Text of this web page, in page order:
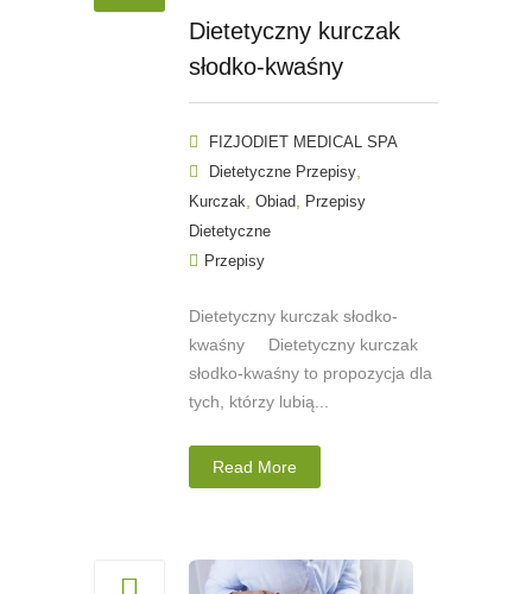
Dietetyczny kurczak
słodko-kwaśny
FIZJODIET MEDICAL SPA
Dietetyczne Przepisy
Kurczak Obiad
Przepisy
Dietetyczne
Przepisy
Dietetyczny kurczak słodko-
kwaśny Dietetyczny kurczak
słodko-kwaśny to propozycja dla
tych, którzy lubią...
Read More